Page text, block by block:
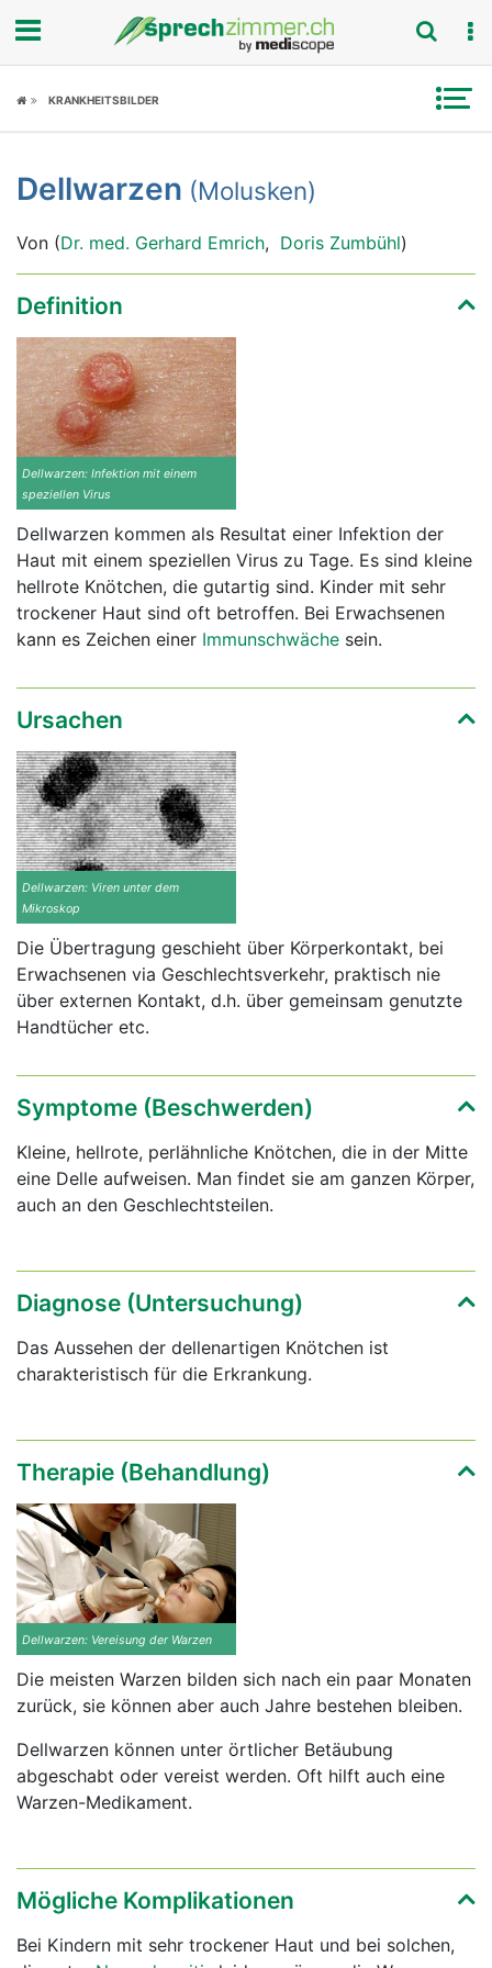
Fokus
Symptome
Untersuchungen
News
Ratgeber
Rubriken
KRANKHEITSBILDER
Dellwarzen (Molusken)
Von (Dr. med. Gerhard Emrich, Doris Zumbühl)
Definition
Dellwarzen: Infektion mit einem
speziellen Virus
Dellwarzen kommen als Resultat einer Infektion der
Haut mit einem speziellen Virus zu Tage. Es sind kleine
hellrote Knötchen, die gutartig sind. Kinder mit sehr
trockener Haut sind oft betroffen. Bei Erwachsenen
kann es Zeichen einer Immunschwäche sein.
Ursachen
Dellwarzen: Viren unter dem
Mikroskop
Die Übertragung geschieht über Körperkontakt, bei
Erwachsenen via Geschlechtsverkehr, praktisch nie
über externen Kontakt, d.h. über gemeinsam genutzte
Handtücher etc.
Symptome (Beschwerden)
Kleine, hellrote, perlähnliche Knötchen, die in der Mitte
eine Delle aufweisen. Man findet sie am ganzen Körper,
auch an den Geschlechtsteilen.
Diagnose (Untersuchung)
Das Aussehen der dellenartigen Knötchen ist
charakteristisch für die Erkrankung.
Therapie (Behandlung)
Dellwarzen: Vereisung der Warzen
Die meisten Warzen bilden sich nach ein paar Monaten
zurück, sie können aber auch Jahre bestehen bleiben.
Dellwarzen können unter örtlicher Betäubung
abgeschabt oder vereist werden. Oft hilft auch eine
Warzen-Medikament.
Mögliche Komplikationen
Bei Kindern mit sehr trockener Haut und bei solchen,